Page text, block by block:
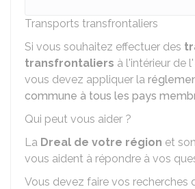
Transports transfrontaliers
Si vous souhaitez effectuer des
transfrontaliers à l'intérieur de l'
vous devez appliquer la
commune à tous les pays
Qui peut vous aider ?
La Dreal de votre région et
vous aident à répondre à vos
Vous devez faire vos recherches